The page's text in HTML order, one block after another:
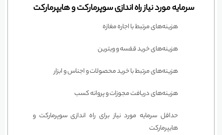
سرمایه مورد نیاز راه اندازی سوپرمارکت و هایپرمارکت
هزینه‌های مرتبط با اجاره مغازه
هزینه‌های خرید قفسه و ویترین
هزینه‌های مرتبط با خرید محصولات و اجناس و ابزار
هزینه‌های دریافت مجوزات و پروانه کسب
حداقل سرمایه مورد نیاز برای راه اندازی سوپرمارکت و
هایپرمارکت